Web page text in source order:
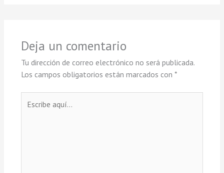
Deja un comentario
Tu dirección de correo electrónico no será publicada.
Los campos obligatorios están marcados con *
aquí...